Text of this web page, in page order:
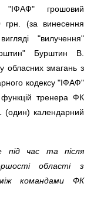
грошовий
грн. (за винесення
"вилучення"
Бурштин В.
обласних змагань з
кодексу "ІФАФ"
функцій тренера ФК
календарний
під час та після
області з
командами ФК